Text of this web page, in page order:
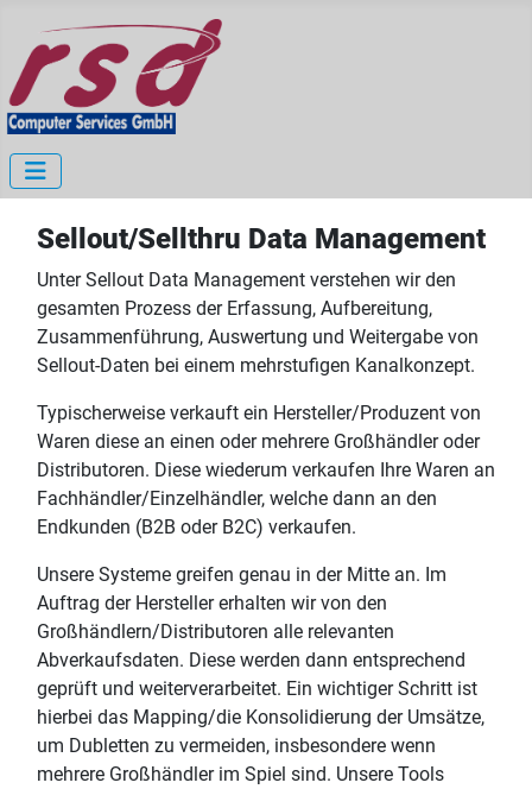
Sellout/Sellthru Data Management
Unter Sellout Data Management verstehen wir den
gesamten Prozess der Erfassung, Aufbereitung,
Zusammenführung, Auswertung und Weitergabe von
Sellout-Daten bei einem mehrstufigen Kanalkonzept.
Typischerweise verkauft ein Hersteller/Produzent von
Waren diese an einen oder mehrere Großhändler oder
Distributoren. Diese wiederum verkaufen Ihre Waren an
Fachhändler/Einzelhändler, welche dann an den
Endkunden (B2B oder B2C) verkaufen.
Unsere Systeme greifen genau in der Mitte an. Im
Auftrag der Hersteller erhalten wir von den
Großhändlern/Distributoren alle relevanten
Abverkaufsdaten. Diese werden dann entsprechend
geprüft und weiterverarbeitet. Ein wichtiger Schritt ist
hierbei das Mapping/die Konsolidierung der Umsätze,
um Dubletten zu vermeiden, insbesondere wenn
mehrere Großhändler im Spiel sind. Unsere Tools